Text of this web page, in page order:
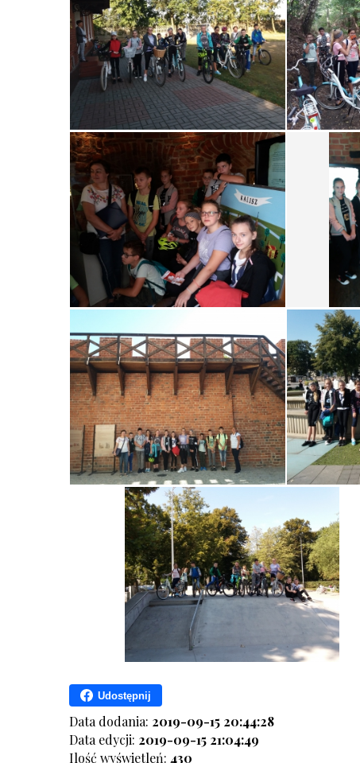
Udostępnij
Data dodania: 2019-09-15 20:44:28
Data edycji: 2019-09-15 21:04:49
Ilość wyświetleń: 430